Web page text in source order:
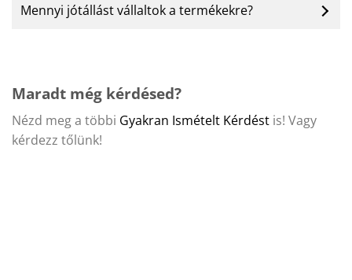
Mennyi jótállást vállaltok a termékekre?
Maradt még kérdésed?
Nézd meg a többi Gyakran Ismételt Kérdést is! Vagy
kérdezz tőlünk!